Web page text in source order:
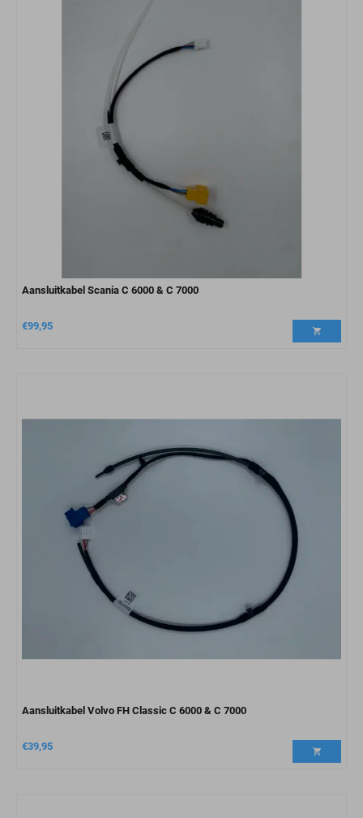
Aansluitkabel Scania C 6000 & C 7000
€99,95
Aansluitkabel Volvo FH Classic C 6000 & C 7000
€39,95